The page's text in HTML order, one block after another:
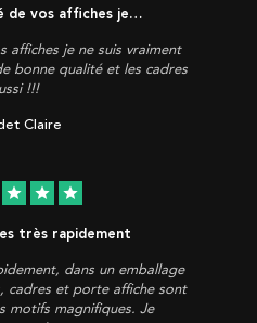
de vos affiches je…
affiches je ne suis vraiment
bonne qualité et les cadres
!!!
Claire
star star star
très rapidement
dans un emballage
cadres et porte affiche sont
motifs magnifiques. Je